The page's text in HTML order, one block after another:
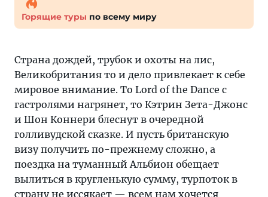
Горящие туры по всему миру
Страна дождей, трубок и охоты на лис,
Великобритания то и дело привлекает к себе
мировое внимание. То Lord of the Dance с
гастролями нагрянет, то Кэтрин Зета-Джонс
и Шон Коннери блеснут в очередной
голливудской сказке. И пусть британскую
визу получить по-прежнему сложно, а
поездка на туманный Альбион обещает
вылиться в кругленькую сумму, турпоток в
страну не иссякает — всем нам хочется